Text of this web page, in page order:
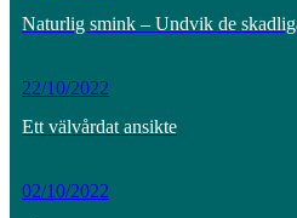
Naturlig smink – Undvik de
22/10/2022
Ett välvårdat ansikte
02/10/2022